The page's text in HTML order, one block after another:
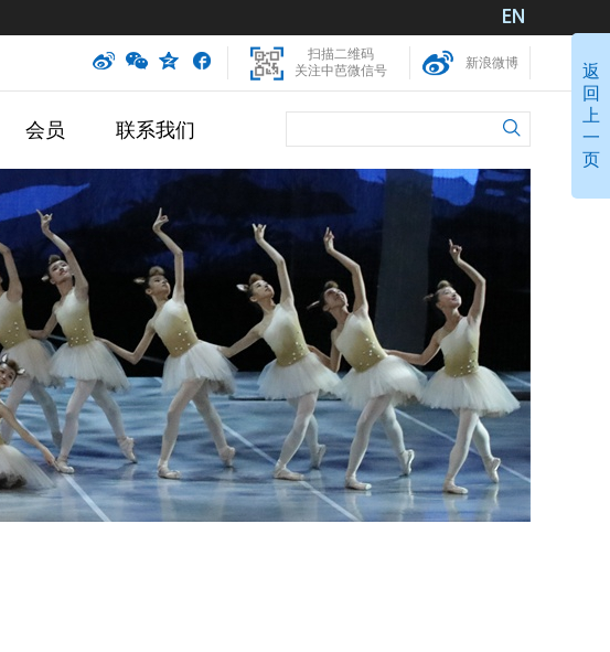
返
回
上
一
页
扫描二维码
关注中芭微信号
新浪微博
会员 联系我们